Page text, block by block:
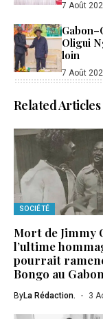
7 Août
Oligui
loin
7 Août
Related Articles
SOCIÉTÉ
Mort de Jimmy
l’ultime
pourrait
Bongo au Gabon
ByLa Rédaction. 3